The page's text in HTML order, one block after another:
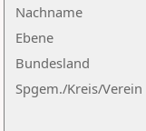
Nachname
Ebene
Bundesland
Spgem./Kreis/Verein